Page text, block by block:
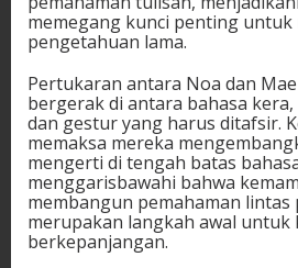
memegang kunci penting untuk
pengetahuan lama.
Pertukaran antara Noa dan
bergerak di antara bahasa
dan gestur yang harus ditafsir.
memaksa mereka
mengerti di tengah batas
menggarisbawahi bahwa
membangun pemahaman lintas
merupakan langkah awal
berkepanjangan.